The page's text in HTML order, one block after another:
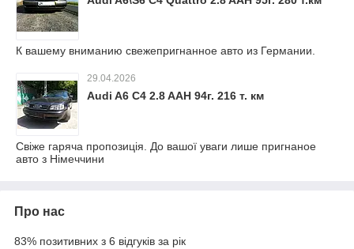
К вашему вниманию свежепригнанное авто из Германии.
29.04.2026
Audi A6 C4 2.8 AAH 94г. 216 т. км
Свіже гаряча пропозиція. До вашої уваги лише пригнаное
авто з Німеччини
Про нас
83% позитивних з 6 відгуків за рік